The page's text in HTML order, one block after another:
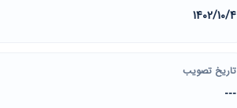
1402/10/4
تاریخ تصویب
---